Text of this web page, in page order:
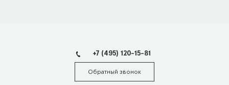
+7 (495) 120-15-81
Обратный звонок